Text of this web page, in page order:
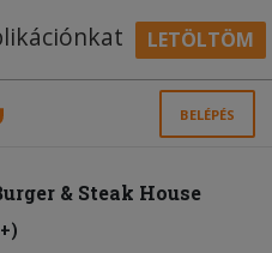
LETÖLTÖM
BELÉPÉS
& Steak House